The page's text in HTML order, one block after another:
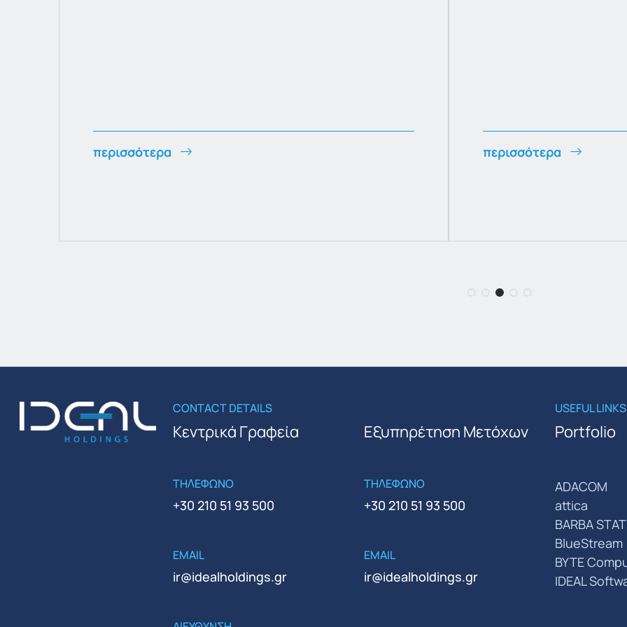
περισσότερα περισσότερα
CONTACT DETAILS
Κεντρικά Γραφεία
ΤΗΛΕΦΩΝΟ
+30 210 51 93 500
EMAIL
ir@idealholdings.gr
Εξυπηρέτηση Μετόχων
ΤΗΛΕΦΩΝΟ
+30 210 51 93 500
EMAIL
ir@idealholdings.gr
USEFUL LINKS
Portfolio
ADACOM
attica
BARBA
BlueStream
BYTE
IDEAL